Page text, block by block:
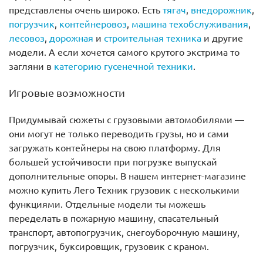
представлены очень широко. Есть тягач, внедорожник,
погрузчик, контейнеровоз, машина техобслуживания,
лесовоз, дорожная и строительная техника и другие
модели. А если хочется самого крутого экстрима то
загляни в категорию гусенечной техники.
Игровые возможности
Придумывай сюжеты с грузовыми автомобилями —
они могут не только переводить грузы, но и сами
загружать контейнеры на свою платформу. Для
большей устойчивости при погрузке выпускай
дополнительные опоры. В нашем интернет-магазине
можно купить Лего Техник грузовик с несколькими
функциями. Отдельные модели ты можешь
переделать в пожарную машину, спасательный
транспорт, автопогрузчик, снегоуборочную машину,
погрузчик, буксировщик, грузовик с краном.